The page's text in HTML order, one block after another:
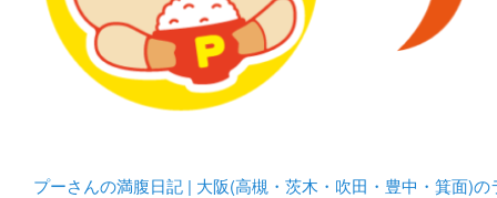
プーさんの満腹日記 | 大阪(高槻・茨木・吹田・豊中・箕面)